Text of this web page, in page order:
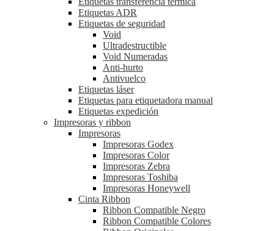
Etiquetas ADR
Etiquetas de seguridad
Void
Ultradestructible
Void Numeradas
Anti-hurto
Antivuelco
Etiquetas láser
Etiquetas para etiquetadora manual
Etiquetas expedición
Impresoras y ribbon
Impresoras
Impresoras Godex
Impresoras Color
Impresoras Zebra
Impresoras Toshiba
Impresoras Honeywell
Cinta Ribbon
Ribbon Compatible Negro
Ribbon Compatible Colores